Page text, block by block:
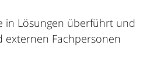
in Lösungen überführt und
externen Fachpersonen